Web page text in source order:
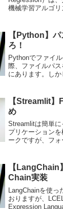
機械学習アルゴリ
ク回帰の概要ロ
率モデルを用...
【Python】
ろ！
Pythonでファイ
際、ファイルパ
にあります。し
ることも多いで
ス...
【Streamlit】
め
Streamlitは簡単
プリケーション
ークですが、フ
機能は、効率的
役立ち...
【LangChain
Chain実装
LangChainを使っ
おりますが、
Expression